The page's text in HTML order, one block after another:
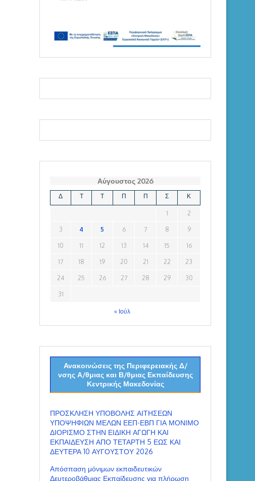
Αύγουστος 2026
Δ Τ Τ Π Π Σ Κ
1 2
3 4 5 6 7 8 9
10 11 12 13 14 15 16
17 18 19 20 21 22 23
24 25 26 27 28 29 30
31
« Ιούλ
Ανακοινώσεις της Περιφερειακής Δ/
νσης Α/θμιας και Β/θμιας Εκπαίδευσης
Κεντρικής Μακεδονίας
ΠΡΟΣΚΛΗΣΗ ΥΠΟΒΟΛΗΣ ΑΙΤΗΣΕΩΝ
ΥΠΟΨΗΦΙΩΝ ΜΕΛΩΝ ΕΕΠ-ΕΒΠ ΓΙΑ ΜΟΝΙΜΟ
ΔΙΟΡΙΣΜΟ ΣΤΗΝ ΕΙΔΙΚΗ ΑΓΩΓΗ ΚΑΙ
ΕΚΠΑΙΔΕΥΣΗ ΑΠΟ ΤΕΤΑΡΤΗ 5 ΕΩΣ ΚΑΙ
ΔΕΥΤΕΡΑ 10 ΑΥΓΟΥΣΤΟΥ 2026
Απόσπαση μόνιμων εκπαιδευτικών
Δευτεροβάθμιας Εκπαίδευσης για πλήρωση